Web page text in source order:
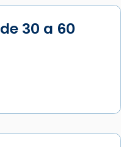
30 a 60